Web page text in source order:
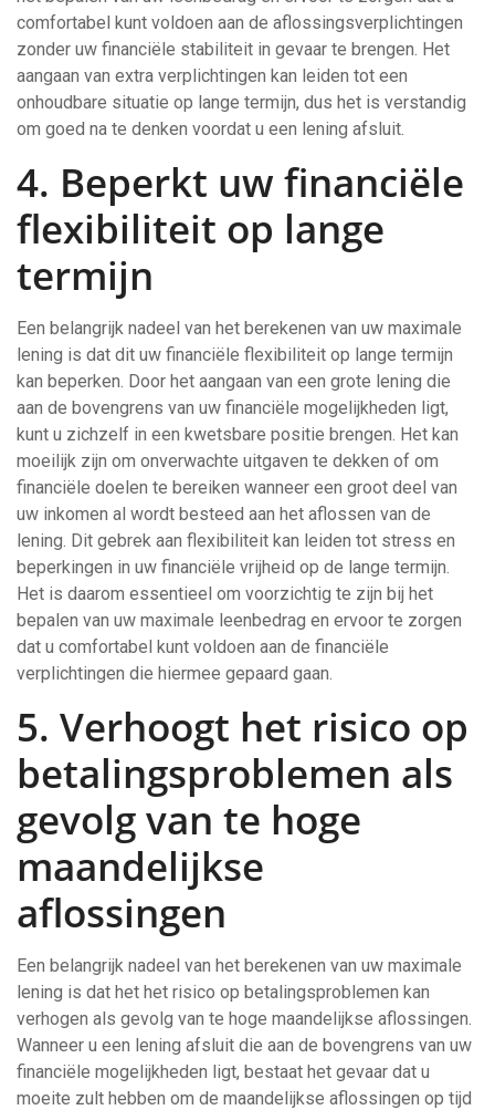
comfortabel kunt voldoen aan de aflossingsverplichtingen
zonder uw financiële stabiliteit in gevaar te brengen. Het
aangaan van extra verplichtingen kan leiden tot een
onhoudbare situatie op lange termijn, dus het is verstandig
om goed na te denken voordat u een lening afsluit.
4. Beperkt uw financiële
flexibiliteit op lange
termijn
Een belangrijk nadeel van het berekenen van uw maximale
lening is dat dit uw financiële flexibiliteit op lange termijn
kan beperken. Door het aangaan van een grote lening die
aan de bovengrens van uw financiële mogelijkheden ligt,
kunt u zichzelf in een kwetsbare positie brengen. Het kan
moeilijk zijn om onverwachte uitgaven te dekken of om
financiële doelen te bereiken wanneer een groot deel van
uw inkomen al wordt besteed aan het aflossen van de
lening. Dit gebrek aan flexibiliteit kan leiden tot stress en
beperkingen in uw financiële vrijheid op de lange termijn.
Het is daarom essentieel om voorzichtig te zijn bij het
bepalen van uw maximale leenbedrag en ervoor te zorgen
dat u comfortabel kunt voldoen aan de financiële
verplichtingen die hiermee gepaard gaan.
5. Verhoogt het risico op
betalingsproblemen als
gevolg van te hoge
maandelijkse
aflossingen
Een belangrijk nadeel van het berekenen van uw maximale
lening is dat het het risico op betalingsproblemen kan
verhogen als gevolg van te hoge maandelijkse aflossingen.
Wanneer u een lening afsluit die aan de bovengrens van uw
financiële mogelijkheden ligt, bestaat het gevaar dat u
moeite zult hebben om de maandelijkse aflossingen op tijd